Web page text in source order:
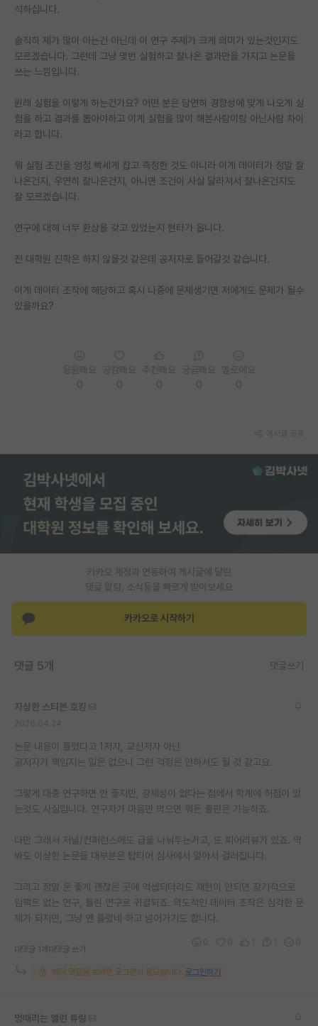
학부 인턴 게시판
취업 게시판
임용 후기 게시판
인문사회 계열 게시판
반도체/AI 게시판
학술 정보 게시판
홍보 게시판
커리어
석하십니다.
솔직히 제가 많이 아는건 아닌데 이 연구 주제가 크게 의미가 있는것인지도
모르겠습니다. 그런데 그냥 몇번 실험하고 잘나온 결과만을 가지고 논문을
쓰는 느낌입니다.
원래 실험을 이렇게 하는건가요? 어떤 분은 당연히 경향성에 맞게 나오게 실
험을 하고 결과를 뽑아야하고 이게 실험을 많이 해본사람이랑 아닌사람 차이
라고 합니다.
뭐 실험 조건을 엄청 빡세게 잡고 측정한 것도 아니라 이게 데이터가 정말 잘
나온건지, 우연히 잘나온건지, 아니면 조건이 사실 달라져서 잘나온건지도
잘 모르겠습니다.
연구에 대해 너무 환상을 갖고 있었는지 현타가 옵니다.
전 대학원 진학은 하지 않을것 같은데 공저자로 들어갈것 같습니다.
이게 데이터 조작에 해당하고 혹시 나중에 문제생기면 저에게도 문제가 될수
있을까요?
카카오 계정과 연동하여 게시글에 달린
댓글 알람, 소식등을 빠르게 받아보세요
카카오로 시작하기
댓글 5개 댓글쓰기
자상한 스티븐 호킹
논문 내용이 틀렸다고 1저자, 교신저자 아닌
공저자가 책임지는 일은 없으니 그런 걱정은 안하셔도 될 것 같고요.
그렇게 대충 연구하면 안 좋지만, 강제성이 없다는 점에서 학계에 허점이 있
는것도 사실입니다. 연구자가 마음만 먹으면 뭐든 출판은 가능하죠.
다만 그래서 저널/컨퍼런스에도 급을 나눠두는거고, 또 피어리뷰가 있죠. 딱
봐도 이상한 논문들 대부분은 탑티어 심사에서 알아서 걸러집니다.
그리고 정말 운 좋게 괜찮은 곳에 억셉되더라도 재현이 안되면 장기적으로
임팩트 없는 연구, 틀린 연구로 귀결되죠. 의도적인 데이터 조작은 심각한 문
제가 되지만, 그냥 얜 틀렸네 하고 넘어가기도 합니다.
대댓글 1개 대댓글 쓰기
해당 댓글을 보려면 로그인이 필요합니다. 로그인하기
멍때리는 앨런 튜링